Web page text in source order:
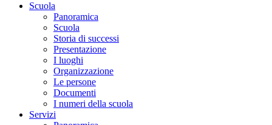
Scuola
Panoramica
Scuola
Storia di successi
Presentazione
I luoghi
Organizzazione
Le persone
Documenti
I numeri della scuola
Servizi